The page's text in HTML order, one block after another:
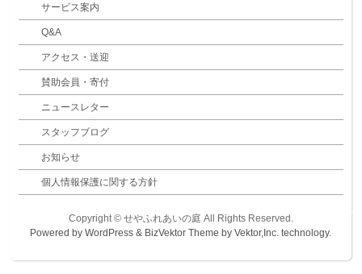
サービス案内
Q&A
アクセス・送迎
賛助会員・寄付
ニュースレター
スタッフブログ
お知らせ
個人情報保護に関する方針
Copyright © せやふれあいの庭 All Rights Reserved.
Powered byWordPress & BizVektor Theme byVektor,Inc. technology.